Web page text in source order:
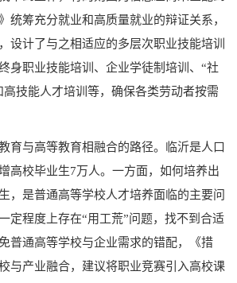
统筹充分就业和高质量就业的辩证关系，
设计了与之相适应的多层次职业技能培训
身职业技能培训、企业学徒制培训、“社
高技能人才培训等，确保各类劳动者按需
育与高等教育相融合的路径。临沂是人口
高校毕业生7万人。一方面，如何培养出
，是普通高等学校人才培养面临的主要问
定程度上存在“用工荒”问题，找不到合适
普通高等学校与企业需求的错配，《措
与产业融合，建议将职业竞赛引入高校课